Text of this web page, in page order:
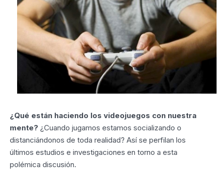
¿Qué están haciendo los videojuegos con nuestra
mente? ¿Cuando jugamos estamos socializando o
distanciándonos de toda realidad? Así se perfilan los
últimos estudios e investigaciones en torno a esta
polémica discusión.